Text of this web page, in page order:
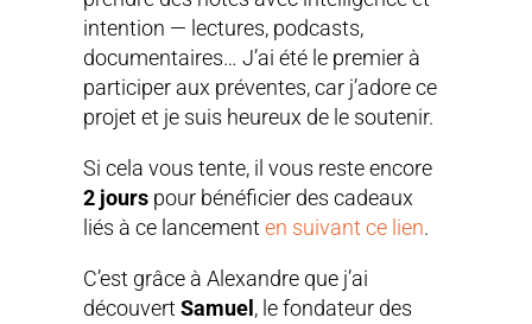
intention — lectures, podcasts,
documentaires… J’ai été le premier à
participer aux préventes, car j’adore ce
projet et je suis heureux de le soutenir.
Si cela vous tente, il vous reste encore
2 jours pour bénéficier des cadeaux
liés à ce lancementen suivant ce lien.
C’est grâce à Alexandre que j’ai
découvertSamuel , le fondateur des